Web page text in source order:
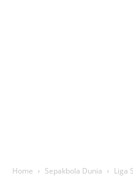
Home Sepakbola Dunia Liga